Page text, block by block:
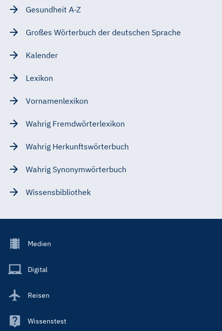
Gesundheit A-Z
Großes Wörterbuch der deutschen Sprache
Kalender
Lexikon
Vornamenlexikon
Wahrig Fremdwörterlexikon
Wahrig Herkunftswörterbuch
Wahrig Synonymwörterbuch
Wissensbibliothek
Footer
Main
Medien
Digital
Reisen
Wissenstest